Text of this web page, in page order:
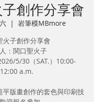
創作分享會
  |
岩筆模MBmore
火子創作分享會
：関口聖火子
5/30（SAT.）10:00-
12:00 a.m.
平版畫創作的套色與印刷技